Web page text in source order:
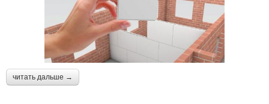
читать дальше →